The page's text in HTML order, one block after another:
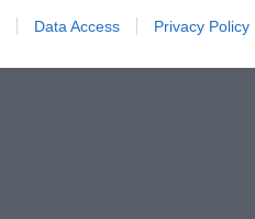
Data Access Privacy Policy